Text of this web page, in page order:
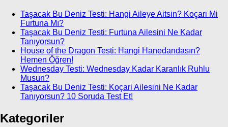
Taşacak Bu Deniz Testi: Hangi Aileye Aitsin? Koçari Mi
Furtuna Mı?
Taşacak Bu Deniz Testi: Furtuna Ailesini Ne Kadar
Tanıyorsun?
House of the Dragon Testi: Hangi Hanedandasın?
Hemen Öğren!
Wednesday Testi: Wednesday Kadar Karanlık Ruhlu
Musun?
Taşacak Bu Deniz Testi: Koçari Ailesini Ne Kadar
Tanıyorsun? 10 Soruda Test Et!
Kategoriler